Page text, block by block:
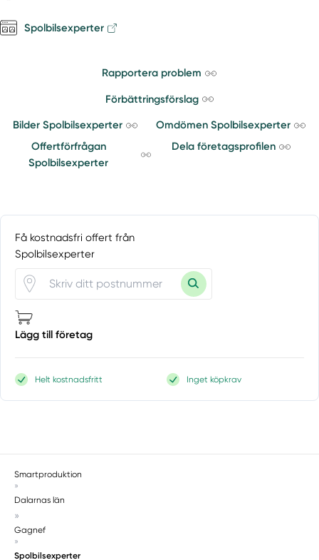
Spolbilsexperter
Rapportera problem
Förbättringsförslag
Bilder Spolbilsexperter
Omdömen Spolbilsexperter
Offertförfrågan
Spolbilsexperter
Dela företagsprofilen
Få kostnadsfri offert från
Spolbilsexperter
Lägg till företag
Helt kostnadsfritt Inget köpkrav
Smartproduktion
»
Dalarnas län
»
Gagnef
»
Spolbilsexperter